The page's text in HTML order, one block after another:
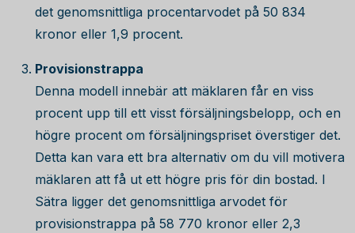
det genomsnittliga procentarvodet på 50 834
kronor eller 1,9 procent.
Provisionstrappa
Denna modell innebär att mäklaren får en viss
procent upp till ett visst försäljningsbelopp, och en
högre procent om försäljningspriset överstiger det.
Detta kan vara ett bra alternativ om du vill motivera
mäklaren att få ut ett högre pris för din bostad. I
Sätra ligger det genomsnittliga arvodet för
provisionstrappa på 58 770 kronor eller 2,3